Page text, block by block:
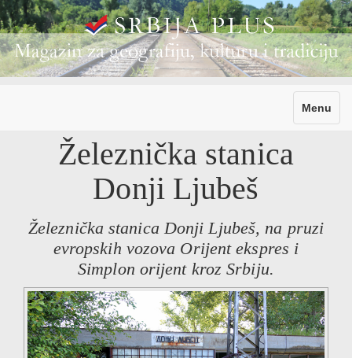
Toggle
Menu
Železnička stanica
Donji Ljubeš
Železnička stanica Donji Ljubeš, na pruzi
evropskih vozova Orijent ekspres i
Simplon orijent kroz Srbiju.